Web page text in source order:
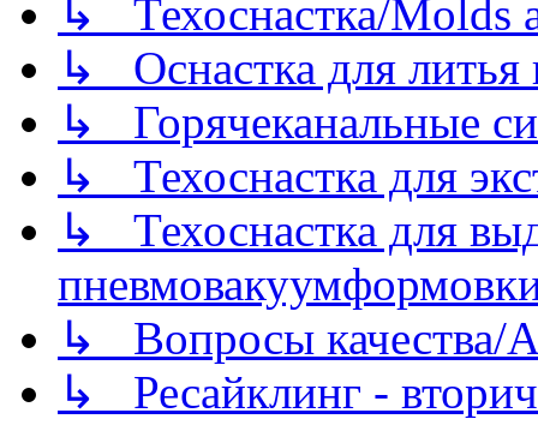
↳ Техоснастка/Molds
↳ Оснастка для литья
↳ Горячеканальные
↳ Техоснастка для
↳ Техоснастка для
↳ Вопросы качества/
↳ Ресайклинг -